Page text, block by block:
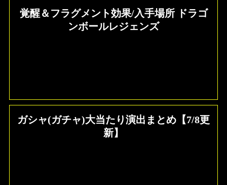
覚醒＆フラグメント効果/入手場所 ドラゴ
ンボールレジェンズ
ガシャ(ガチャ)大当たり演出まとめ【7/8更
新】